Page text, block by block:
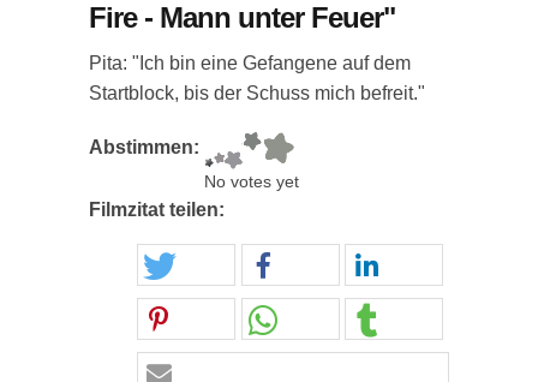
Fire - Mann unter Feuer"
Pita: "Ich bin eine Gefangene auf dem
Startblock, bis der Schuss mich befreit."
Abstimmen:
No votes yet
Filmzitat teilen: